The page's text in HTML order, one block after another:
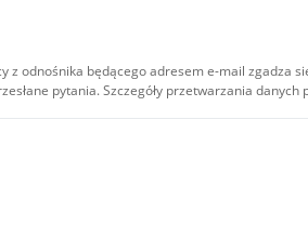
z odnośnika będącego adresem e-mail zgadza
pytania. Szczegóły przetwarzania danych